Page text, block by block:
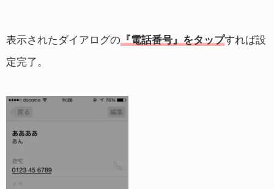
表示されたダイアログの『電話番号』をタップすれば設
定完了。